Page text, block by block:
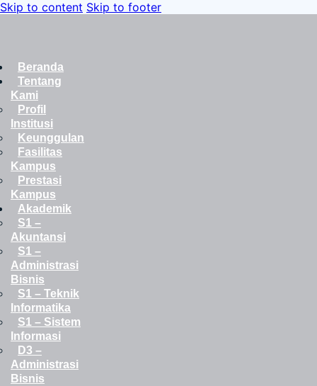
Skip to content Skip to footer
Beranda
Tentang
Kami
Profil
Institusi
Keunggulan
Fasilitas
Kampus
Prestasi
Kampus
Akademik
S1 –
Akuntansi
S1 –
Administrasi
Bisnis
S1 – Teknik
Informatika
S1 – Sistem
Informasi
D3 –
Administrasi
Bisnis